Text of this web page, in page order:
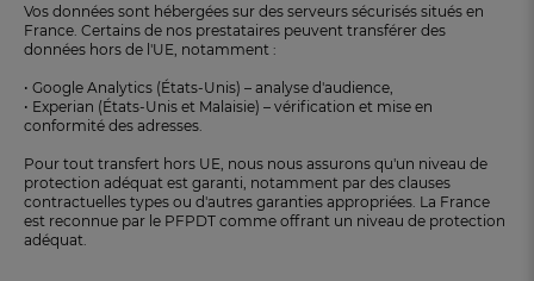
Vos données sont hébergées sur des serveurs sécurisés situés en
France. Certains de nos prestataires peuvent transférer des
données hors de l'UE, notamment :
• Google Analytics (États-Unis) – analyse d'audience,
• Experian (États-Unis et Malaisie) – vérification et mise en
conformité des adresses.
Pour tout transfert hors UE, nous nous assurons qu'un niveau de
protection adéquat est garanti, notamment par des clauses
contractuelles types ou d'autres garanties appropriées. La France
est reconnue par le PFPDT comme offrant un niveau de protection
adéquat.